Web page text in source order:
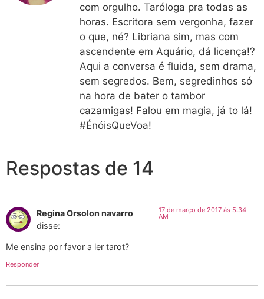
com orgulho. Taróloga pra todas as
horas. Escritora sem vergonha, fazer
o que, né? Libriana sim, mas com
ascendente em Aquário, dá licença!?
Aqui a conversa é fluida, sem drama,
sem segredos. Bem, segredinhos só
na hora de bater o tambor
cazamigas! Falou em magia, já to lá!
#ÉnóisQueVoa!
Respostas de 14
Regina Orsolon navarro
disse:
17 de março de 2017 às 5:34
AM
Me ensina por favor a ler tarot?
Responder